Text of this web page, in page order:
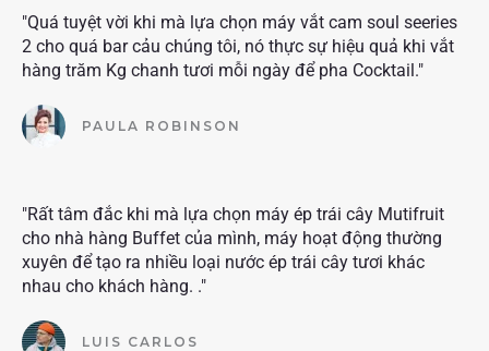
"Quá tuyệt vời khi mà lựa chọn máy vắt cam soul seeries
2 cho quá bar cảu chúng tôi, nó thực sự hiệu quả khi vắt
hàng trăm Kg chanh tươi mỗi ngày để pha Cocktail."
PAULA ROBINSON
"Rất tâm đắc khi mà lựa chọn máy ép trái cây Mutifruit
cho nhà hàng Buffet của mình, máy hoạt động thường
xuyên để tạo ra nhiều loại nước ép trái cây tươi khác
nhau cho khách hàng. ."
LUIS CARLOS